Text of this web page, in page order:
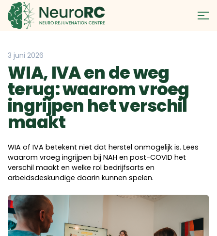
3 juni 2026
WIA, IVA en de weg
terug: waarom vroeg
ingrijpen het verschil
maakt
WIA of IVA betekent niet dat herstel onmogelijk is. Lees
waarom vroeg ingrijpen bij NAH en post-COVID het
verschil maakt en welke rol bedrijfsarts en
arbeidsdeskundige daarin kunnen spelen.